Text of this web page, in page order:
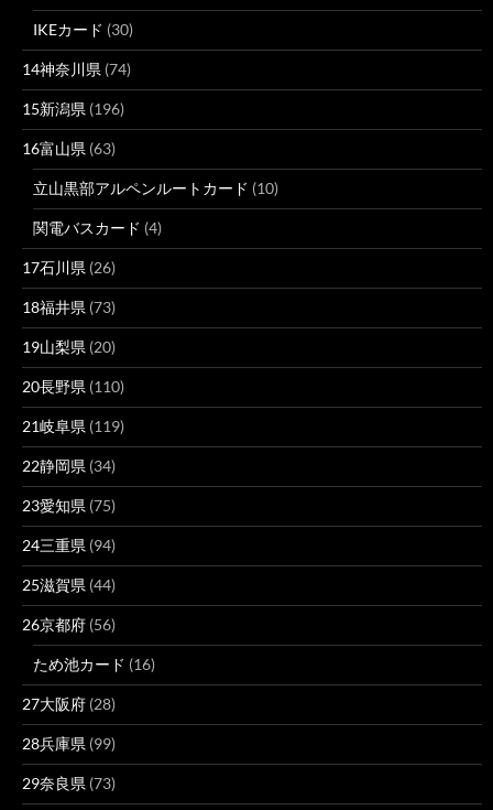
IKEカード (30)
14神奈川県 (74)
15新潟県 (196)
16富山県 (63)
立山黒部アルペンルートカード (10)
関電バスカード (4)
17石川県 (26)
18福井県 (73)
19山梨県 (20)
20長野県 (110)
21岐阜県 (119)
22静岡県 (34)
23愛知県 (75)
24三重県 (94)
25滋賀県 (44)
26京都府 (56)
ため池カード (16)
27大阪府 (28)
28兵庫県 (99)
29奈良県 (73)